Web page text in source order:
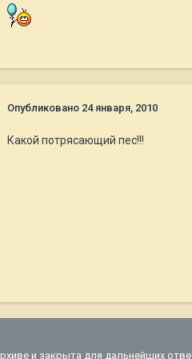
Опубликовано 24 января, 2010
Какой потрясающий пес!!!
и закрыта для дальнейших